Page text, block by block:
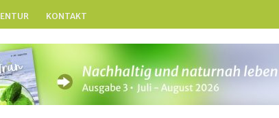
KONTAKT
in Franken